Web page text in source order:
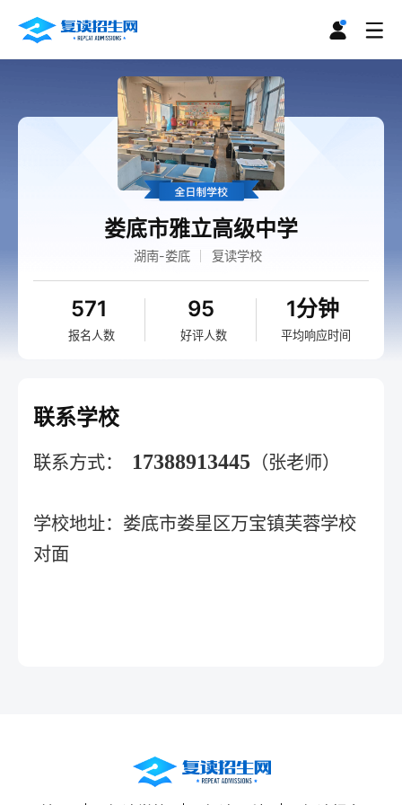
娄底市雅立高级中学
湖南-娄底 复读学校
571
报名人数
95
好评人数
1分钟
平均响应时间
联系学校
联系方式： 17388913445 （张老师）
学校地址：娄底市娄星区‌万宝镇芙蓉学校
对面